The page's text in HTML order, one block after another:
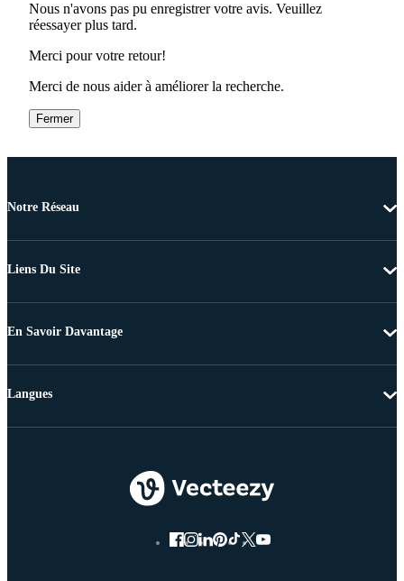
Nous n'avons pas pu enregistrer votre avis. Veuillez
réessayer plus tard.
Merci pour votre retour!
Merci de nous aider à améliorer la recherche.
Fermer
Notre Réseau
Liens Du Site
En Savoir Davantage
Langues